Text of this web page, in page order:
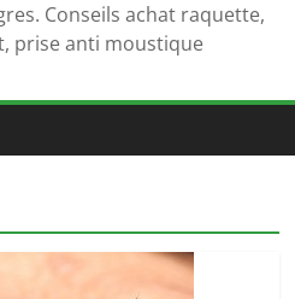
Conseils achat raquette,
prise anti moustique